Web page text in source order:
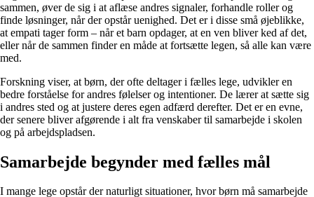
sammen, øver de sig i at aflæse andres signaler, forhandle roller og
finde løsninger, når der opstår uenighed. Det er i disse små øjeblikke,
at empati tager form – når et barn opdager, at en ven bliver ked af det,
eller når de sammen finder en måde at fortsætte legen, så alle kan være
med.
Forskning viser, at børn, der ofte deltager i fælles lege, udvikler en
bedre forståelse for andres følelser og intentioner. De lærer at sætte sig
i andres sted og at justere deres egen adfærd derefter. Det er en evne,
der senere bliver afgørende i alt fra venskaber til samarbejde i skolen
og på arbejdspladsen.
Samarbejde begynder med fælles mål
I mange lege opstår der naturligt situationer, hvor børn må samarbejde